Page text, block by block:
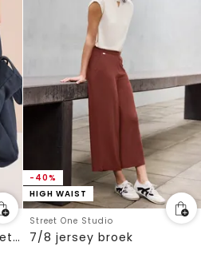
7/8 High Waist broek met wijde pijpen in Loose Fit
-40%
HIGH WAIST
Street One Studio
7/8 jersey broek